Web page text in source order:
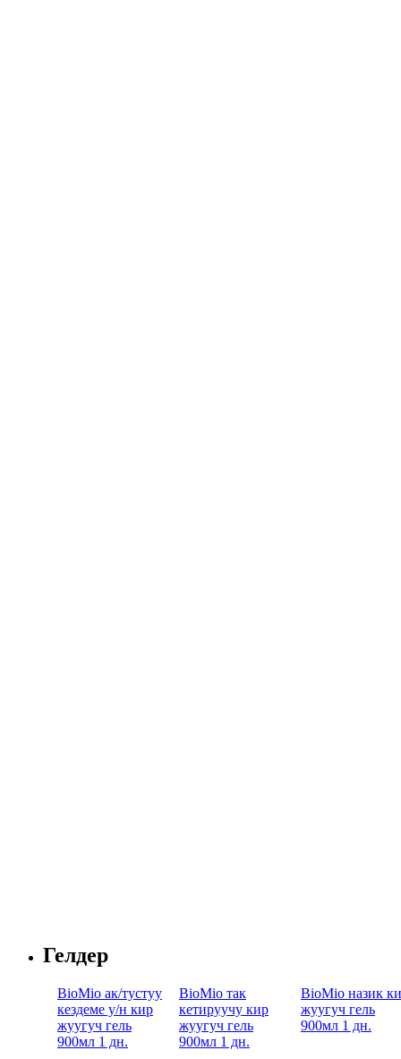
Гелдер
BioMio ак/тустуу
кездеме у/н кир
жуугуч гель
900мл 1 дн.
BioMio так
кетируучу кир
жуугуч гель
900мл 1 дн.
BioMio назик
жуугуч гель
900мл 1 дн.